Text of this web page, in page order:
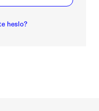
heslo?